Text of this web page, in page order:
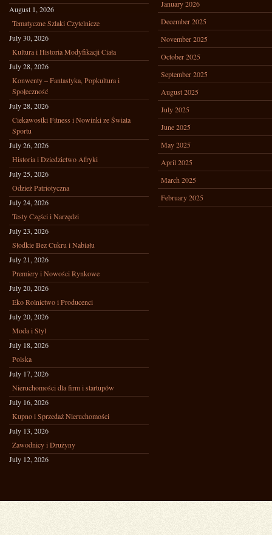
August 1, 2026
Tematyczne Szlaki Czytelnicze
July 30, 2026
Kultura i Historia Modyfikacji Ciała
July 28, 2026
Konwenty – Fantastyka, Popkultura i
Społeczność
July 28, 2026
Ciekawostki Fitness i Nowinki ze Świata
Sportu
July 26, 2026
Historia i Dziedzictwo Afryki
July 25, 2026
Odzież Patriotyczna
July 24, 2026
Testy Części i Narzędzi
July 23, 2026
Słodkie Bez Cukru i Nabiału
July 21, 2026
Premiery i Nowości Rynkowe
July 20, 2026
Eko Rolnictwo i Producenci
July 20, 2026
Moda i Styl
July 18, 2026
Polska
July 17, 2026
Nieruchomości dla firm i startupów
July 16, 2026
Kupno i Sprzedaż Nieruchomości
July 13, 2026
Zawodnicy i Drużyny
July 12, 2026
January 2026
December 2025
November 2025
October 2025
September 2025
August 2025
July 2025
June 2025
May 2025
April 2025
March 2025
February 2025